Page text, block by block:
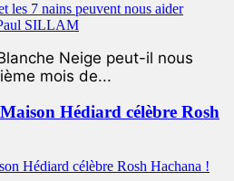
Neige peut-il nous
mois de...
Hédiard célèbre Rosh